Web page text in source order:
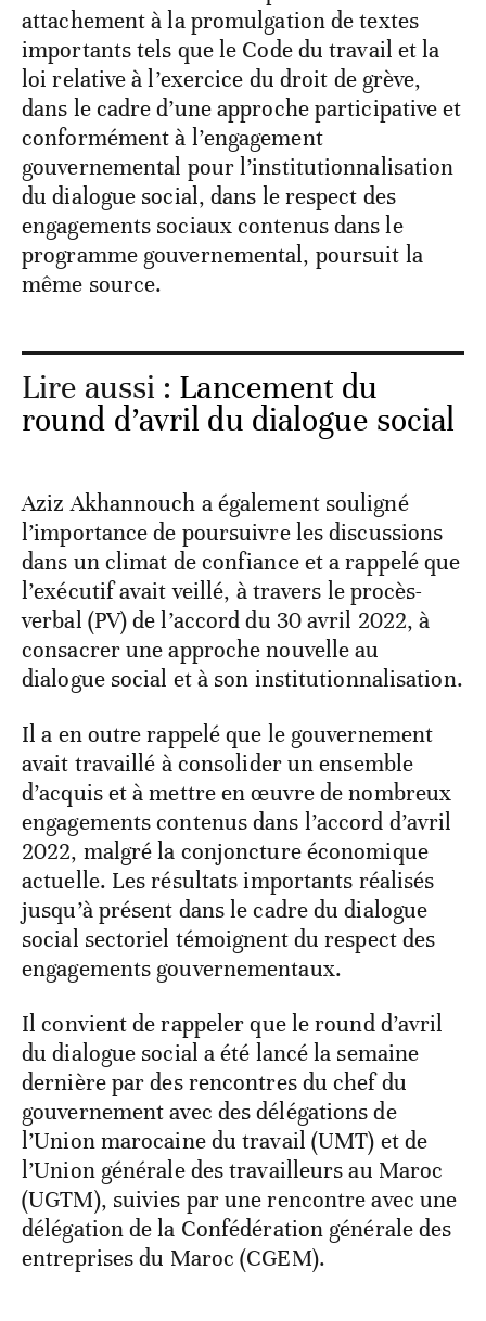
attachement à la promulgation de textes
importants tels que le Code du travail et la
loi relative à l’exercice du droit de grève,
dans le cadre d’une approche participative et
conformément à l’engagement
gouvernemental pour l’institutionnalisation
du dialogue social, dans le respect des
engagements sociaux contenus dans le
programme gouvernemental, poursuit la
même source.
Lire aussi : Lancement du
round d’avril du dialogue social
Aziz Akhannouch a également souligné
l’importance de poursuivre les discussions
dans un climat de confiance et a rappelé que
l’exécutif avait veillé, à travers le procès-
verbal (PV) de l’accord du 30 avril 2022, à
consacrer une approche nouvelle au
dialogue social et à son institutionnalisation.
Il a en outre rappelé que le gouvernement
avait travaillé à consolider un ensemble
d’acquis et à mettre en œuvre de nombreux
engagements contenus dans l’accord d’avril
2022, malgré la conjoncture économique
actuelle. Les résultats importants réalisés
jusqu’à présent dans le cadre du dialogue
social sectoriel témoignent du respect des
engagements gouvernementaux.
Il convient de rappeler que le round d’avril
du dialogue social a été lancé la semaine
dernière par des rencontres du chef du
gouvernement avec des délégations de
l’Union marocaine du travail (UMT) et de
l’Union générale des travailleurs au Maroc
(UGTM), suivies par une rencontre avec une
délégation de la Confédération générale des
entreprises du Maroc (CGEM).